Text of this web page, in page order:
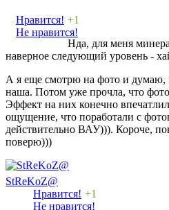
Нравится!
Не нравится!
+1
Нда, для меня
наверное следующий уровень -
А я еще смотрю на фото и думаю,
наша. Потом уже прочла, что
Эффект на них конечно
ощущение, что поработали с
действительно ВАУ))). Короче,
поверю)))
StReKoZ@
Нравится!
Не нравится!
+1